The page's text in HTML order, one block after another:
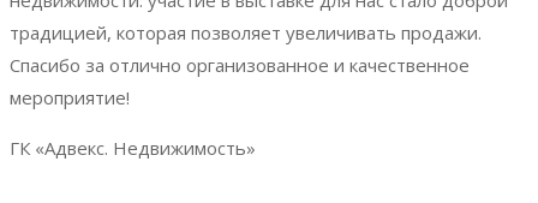
традицией, которая позволяет увеличивать продажи.
Спасибо за отлично организованное и качественное
мероприятие!
ГК «Адвекс. Недвижимость»